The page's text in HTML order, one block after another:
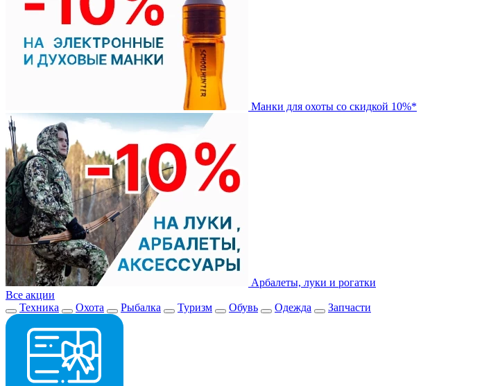
Манки для охоты со скидкой 10%*
Арбалеты, луки и рогатки
Все акции
Техника
Охота Рыбалка Туризм Обувь Одежда Запчасти